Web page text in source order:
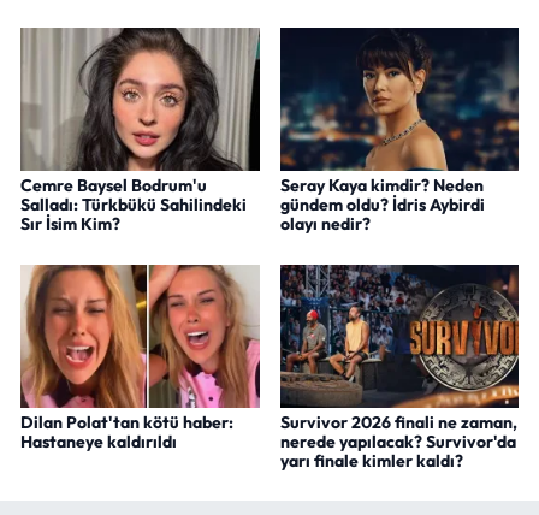
Cemre Baysel Bodrum'u
Salladı: Türkbükü Sahilindeki
Sır İsim Kim?
Seray Kaya kimdir? Neden
gündem oldu? İdris Aybirdi
olayı nedir?
Dilan Polat'tan kötü haber:
Hastaneye kaldırıldı
Survivor 2026 finali ne zaman,
nerede yapılacak? Survivor'da
yarı finale kimler kaldı?